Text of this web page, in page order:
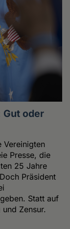
oder
Vereinigten
Presse, die
25 Jahre
Präsident
Statt auf
Zensur.